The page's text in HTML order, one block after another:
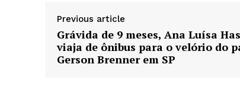
Previous article
Grávida de 9 meses, Ana Luísa
viaja de ônibus para o velório do
Gerson Brenner em SP